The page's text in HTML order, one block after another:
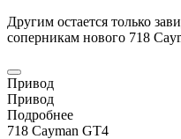
Другим остается только
соперникам нового 718
Привод
Привод
Подробнее
718 Cayman GT4